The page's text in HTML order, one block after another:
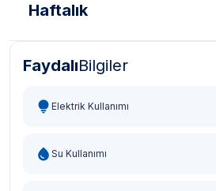
Haftalık
Türk Lirası - TL
FaydalıBilgiler
Elektrik Kullanımı
Su Kullanımı